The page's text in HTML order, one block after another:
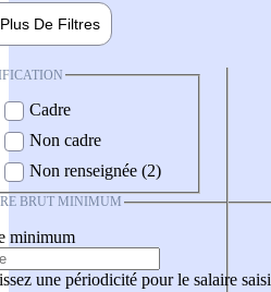
Plus De Filtres
Cadre
Non cadre
Non renseignée (2)
BRUT MINIMUM
minimum
une périodicité pour le salaire saisi